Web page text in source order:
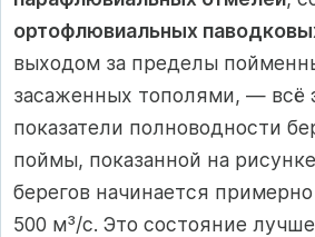
ортофлювиальных
выходом за пределы
засаженных тополями, — всё
показатели полноводности
поймы, показанной на
берегов начинается
500 м³/с. Это состояние